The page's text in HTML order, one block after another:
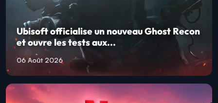
Ubisoft officialise un nouveau Ghost Recon
et ouvre les tests aux...
06 Août 2026